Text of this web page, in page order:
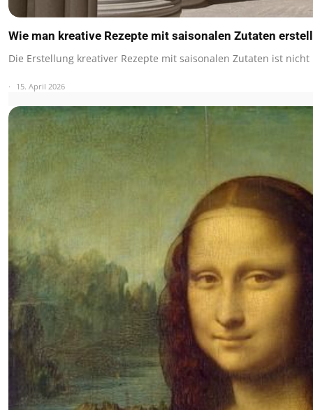
Wie man kreative Rezepte mit saisonalen Zutaten
Die Erstellung kreativer Rezepte mit saisonalen Zutaten ist
15. April 2026